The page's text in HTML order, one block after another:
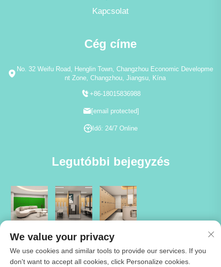
Kapcsolat
Cég címe
No. 32 Weifu Road, Henglin Town, Changzhou Economic Developme
nt Zone, Changzhou, Jiangsu, Kína
+86-18015836988
[email protected]
Idő: 24/7 Online
Legutóbbi bejegyzés
We value your privacy
We use cookies and similar tools to provide our services. If you
don't want to accept all cookies, click Personalize cookies.